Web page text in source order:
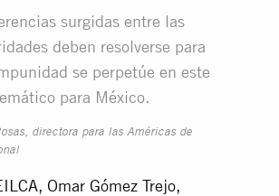
surgidas entre las
deben resolverse para
se perpetúe en este
para México.
directora para las Américas de
Omar Gómez Trejo,